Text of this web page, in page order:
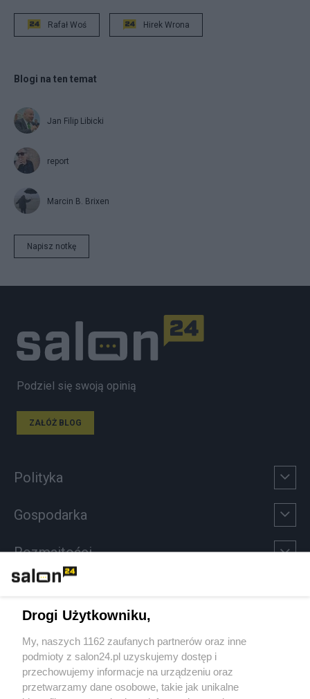
Rafał Woś Hirek Wrona
Blogi na ten temat
Jan Filip Libicki
report
Marcin B. Brixen
Napisz notkę
Podziel się swoją opinią
ZAŁÓŻ BLOG
Polityka
Gospodarka
Rozmaitości
Sport
Społeczeństwo
Drogi Użytkowniku,
My, naszych 1162 zaufanych partnerów oraz inne
podmioty z salon24.pl uzyskujemy dostęp i
przechowujemy informacje na urządzeniu oraz
przetwarzamy dane osobowe, takie jak unikalne